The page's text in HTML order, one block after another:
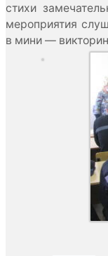
стихи
мероприятия
в мини —